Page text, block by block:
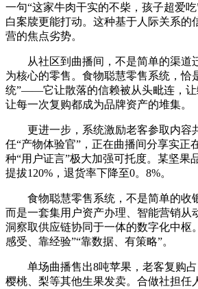
一句“这家牛肉干实的不柴，孩子超爱
白案牍更能打动。这种基于人际关系的
营的焦点劣势。
从社区到曲播间，不是简单的渠道
为核心的零售。食物聪慧零售系统，恰
统”——它让散落的信赖被从头毗连，让
让每一次复购都成为品牌资产的堆集。
更进一步，系统激励老客参取内容
任“产物体验官”，正在曲播间分享实正
种“用户证言”极大加强可托度。某坚果
提拔120%，退货率下降至0。8%。
食物聪慧零售系统，不是简单的收
而是一套集用户资产办理、智能营销从
洞察取供应链协同于一体的数字化中枢
感受、靠经验”“靠数据、有策略”。
单场曲播售出8吨苹果，老客复购占
樱桃、梨等其他生果发卖。合做社担任